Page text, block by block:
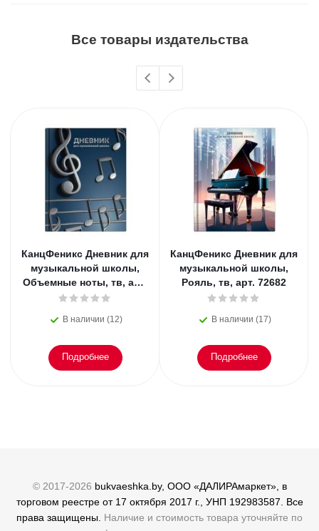
Все товары издательства
КанцФеникс Дневник для
музыкальной школы,
Объемные ноты, тв, арт.
72683
В наличии (12)
Подробнее
КанцФеникс Дневник для
музыкальной школы,
Рояль, тв, арт. 72682
В наличии (17)
Подробнее
© 2017-2026 bukvaeshka.by, ООО «ДАЛИРАмаркет», в
торговом реестре от 17 октября 2017 г., УНП 192983587. Все
права защищены. Наличие и стоимость товара уточняйте по